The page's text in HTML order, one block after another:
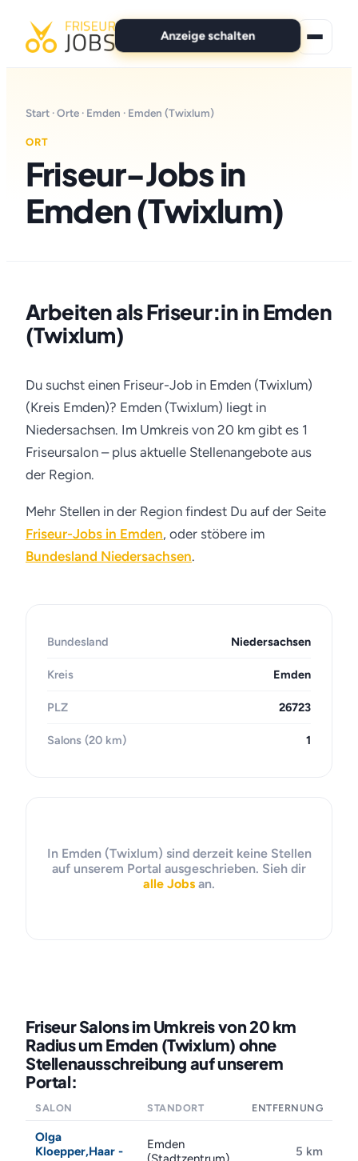
Anzeige schalten
Für Bewerber
Marken
Start ·Orte · Emden · Emden (Twixlum)
ORT
Friseur-Jobs in
Emden (Twixlum)
Arbeiten als Friseur:in in Emden
(Twixlum)
Du suchst einen Friseur-Job in Emden (Twixlum)
(Kreis Emden)? Emden (Twixlum) liegt in
Niedersachsen. Im Umkreis von 20 km gibt es 1
Friseursalon – plus aktuelle Stellenangebote aus
der Region.
Mehr Stellen in der Region findest Du auf der Seite
Friseur-Jobs in Emden, oder stöbere im
Bundesland Niedersachsen.
Bundesland Niedersachsen
Kreis Emden
PLZ 26723
Salons (20 km) 1
In Emden (Twixlum) sind derzeit keine Stellen
auf unserem Portal ausgeschrieben. Sieh dir
alle Jobs an.
Friseur Salons im Umkreis von 20 km
Radius um Emden (Twixlum) ohne
Stellenausschreibung auf unserem
Portal:
SALON STANDORT ENTFERNUNG
Olga
Kloepper,Haar -
Emden
5 km